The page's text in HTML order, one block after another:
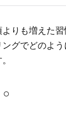
りも増えた
グでどのよ
○